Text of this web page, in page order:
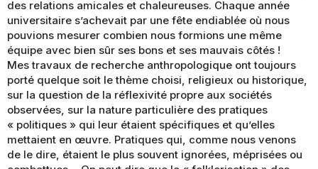
des relations amicales et chaleureuses. Chaque année
universitaire s’achevait par une fête endiablée où nous
pouvions mesurer combien nous formions une même
équipe avec bien sûr ses bons et ses mauvais côtés !
Mes travaux de recherche anthropologique ont toujours
porté quelque soit le thème choisi, religieux ou historique,
sur la question de la réflexivité propre aux sociétés
observées, sur la nature particulière des pratiques
« politiques » qui leur étaient spécifiques et qu’elles
mettaient en œuvre. Pratiques qui, comme nous venons
de le dire, étaient le plus souvent ignorées, méprisées ou